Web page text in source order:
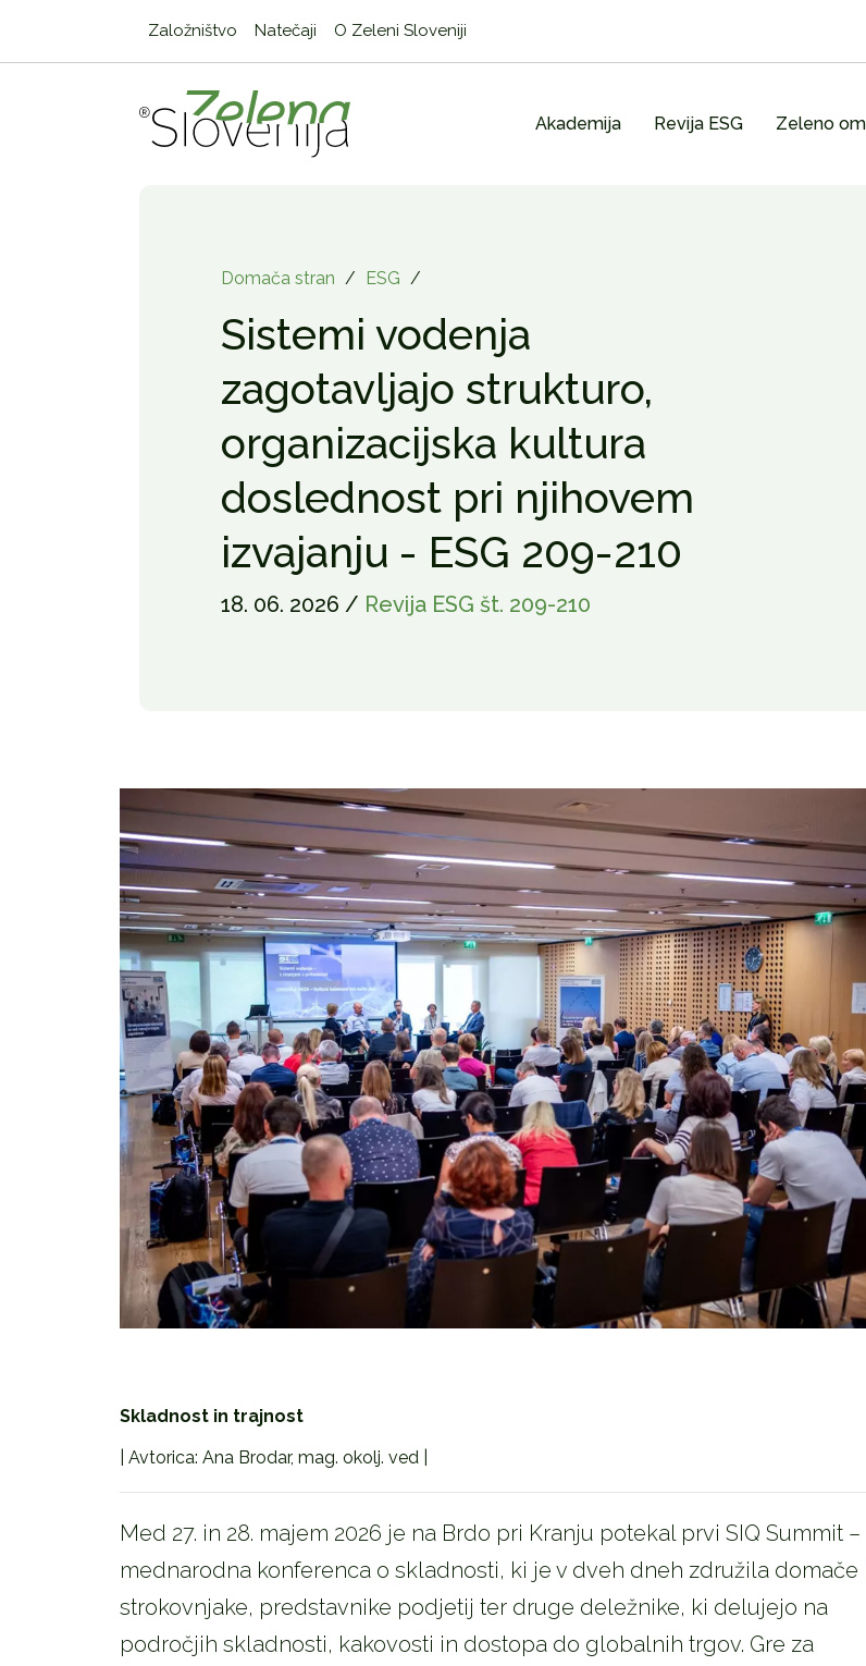
Založništvo Natečaji O Zeleni Sloveniji
Akademija Revija ESG Zeleno
Domača stran / ESG /
Sistemi vodenja
zagotavljajo strukturo,
organizacijska kultura
doslednost pri njihovem
izvajanju - ESG 209-210
18. 06. 2026 / Revija ESG št. 209-210
Skladnost in trajnost
| Avtorica: Ana Brodar, mag. okolj. ved |
Med 27. in 28. majem 2026 je na Brdo pri Kranju potekal prvi SIQ Summit –
mednarodna konferenca o skladnosti, ki je v dveh dneh združila domače
strokovnjake, predstavnike podjetij ter druge deležnike, ki delujejo na
področjih skladnosti, kakovosti in dostopa do globalnih trgov. Gre za